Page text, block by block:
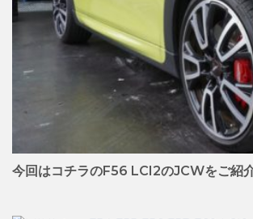
今回はコチラのF56 LCI2のJCWをご紹